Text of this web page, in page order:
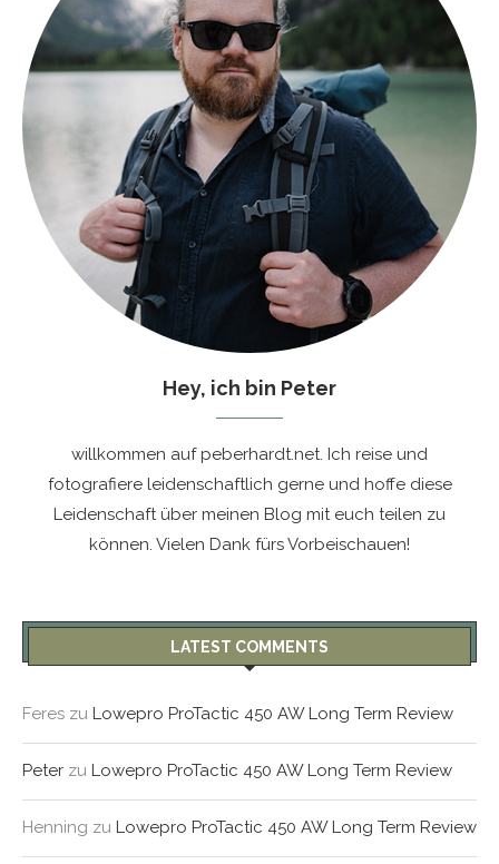
Hey, ich bin Peter
willkommen auf peberhardt.net. Ich reise und
fotografiere leidenschaftlich gerne und hoffe diese
Leidenschaft über meinen Blog mit euch teilen zu
können. Vielen Dank fürs Vorbeischauen!
LATEST COMMENTS
Feres zu Lowepro ProTactic 450 AW Long Term Review
Peter zu Lowepro ProTactic 450 AW Long Term Review
Henning zu Lowepro ProTactic 450 AW Long Term Review